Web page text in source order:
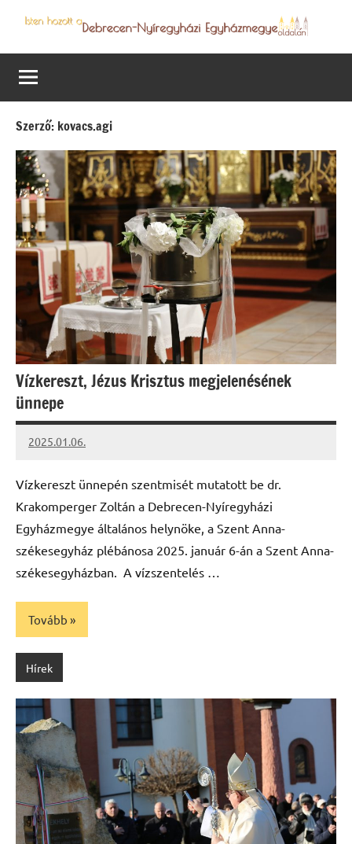
content
Debrecen-
Nyíregyházi
Egyházmegye
programjai
Szerző: kovacs.agi
Vízkereszt, Jézus Krisztus megjelenésének
ünnepe
2025.01.06.
kovacs.agi
Vízkereszt ünnepén szentmisét mutatott be dr.
Krakomperger Zoltán a Debrecen-Nyíregyházi
Egyházmegye általános helynöke, a Szent Anna-
székesegyház plébánosa 2025. január 6-án a Szent Anna-
székesegyházban. A vízszentelés …
Tovább
Hírek